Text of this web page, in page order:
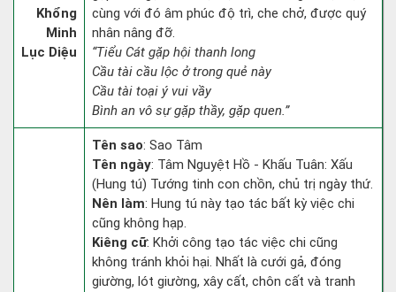
Khổng
Minh
Lục Diệu
cùng với đó âm phúc độ trì, che chở, được quý
nhân nâng đỡ.
“Tiểu Cát gặp hội thanh long
Cầu tài cầu lộc ở trong quẻ này
Cầu tài toại ý vui vầy
Bình an vô sự gặp thầy, gặp quen.”
Tên sao: Sao Tâm
Tên ngày: Tâm Nguyệt Hồ - Khấu Tuân: Xấu
(Hung tú) Tướng tinh con chồn, chủ trị ngày thứ.
Nên làm: Hung tú này tạo tác bất kỳ việc chi
cũng không hạp.
Kiêng cữ: Khởi công tạo tác việc chi cũng
không tránh khỏi hại. Nhất là cưới gả, đóng
giường, lót giường, xây cất, chôn cất và tranh